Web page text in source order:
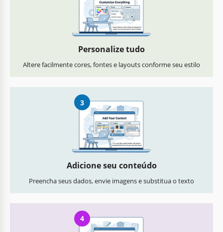
Personalize tudo
Altere facilmente cores, fontes e layouts conforme seu estilo
3
Adicione seu conteúdo
Preencha seus dados, envie imagens e substitua o texto
4